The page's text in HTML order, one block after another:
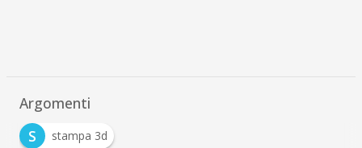
Argomenti
S
stampa 3d